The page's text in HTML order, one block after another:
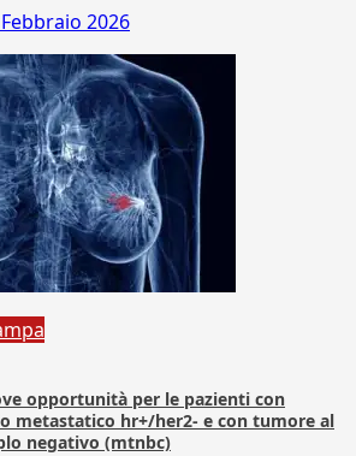
2026
opportunità per le pazienti con
metastatico hr+/her2- e con tumore al
negativo (mtnbc)